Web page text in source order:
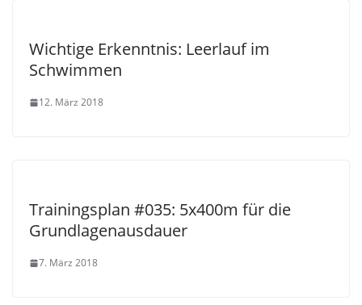
Wichtige Erkenntnis: Leerlauf im
Schwimmen
12. März 2018
Trainingsplan #035: 5x400m für die
Grundlagenausdauer
7. März 2018